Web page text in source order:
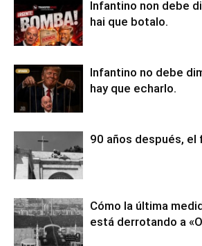
Infantino non debe
hai que botalo.
Infantino no debe
hay que echarlo.
90 años después,
Cómo la última
está derrotando a